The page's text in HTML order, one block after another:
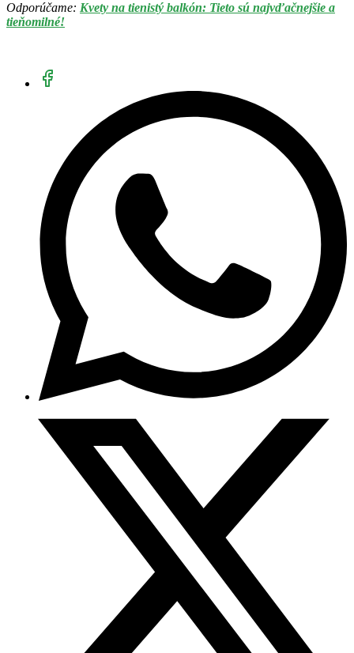
Odporúčame: Kvety na tienistý balkón: Tieto sú najvďačnejšie a
tieňomilné!